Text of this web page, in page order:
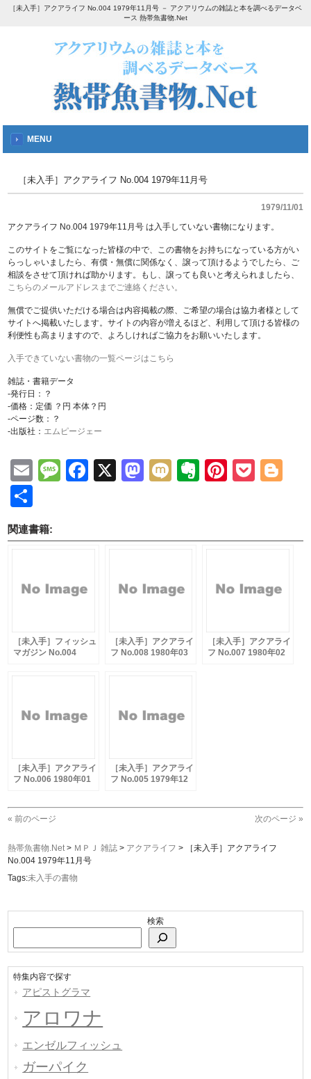
［未入手］アクアライフ No.004 1979年11月号 － アクアリウムの雑誌と本を調べるデータベ
ース 熱帯魚書物.Net
MENU
［未入手］アクアライフ No.004 1979年11月号
1979/11/01
アクアライフ No.004 1979年11月号 は入手していない書物になります。
このサイトをご覧になった皆様の中で、この書物をお持ちになっている方がい
らっしゃいましたら、有償・無償に関係なく、譲って頂けるようでしたら、ご
相談をさせて頂ければ助かります。もし、譲っても良いと考えられましたら、
こちらのメールアドレスまでご連絡ください。
無償でご提供いただける場合は内容掲載の際、ご希望の場合は協力者様として
サイトへ掲載いたします。サイトの内容が増えるほど、利用して頂ける皆様の
利便性も高まりますので、よろしければご協力をお願いいたします。
入手できていない書物の一覧ページはこちら
雑誌・書籍データ
-発行日：？
-価格：定価 ？円 本体？円
-ページ数：？
-出版社： エムピージェー
EmailMessage
Facebook
X Mastodon
MixiEvernote
有
関連書籍:
［未入手］フィッシュ
マガジン No.004
［未入手］アクアライ
フ No.008 1980年03
［未入手］アクアライ
フ No.007 1980年02
［未入手］アクアライ
フ No.006 1980年01
［未入手］アクアライ
フ No.005 1979年12
« 前のページ 次のページ »
熱帯魚書物.Net> ＭＰＪ 雑誌 > アクアライフ >
［未入手］アクアライフ
No.004 1979年11月号
Tags:未入手の書物
検索
特集内容で探す
アピストグラマ
アロワナ
エンゼルフィッシュ
ガーパイク